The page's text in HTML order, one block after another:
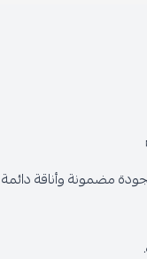
مضمونة وأناقة دائمة